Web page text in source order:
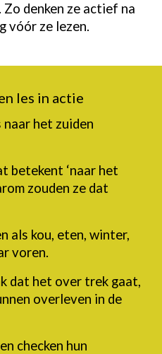
Zo denken ze actief na
vóór ze lezen.
les in actie
naar het zuiden
betekent ‘naar het
zouden ze dat
als kou, eten, winter,
voren.
dat het over trek gaat,
overleven in de
checken hun